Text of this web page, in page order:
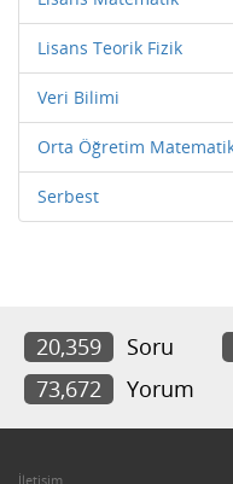
Lisans Teorik Fizik
Veri Bilimi
Orta Öğretim
Serbest
20,359 Soru
73,672
Yorum
İletişim